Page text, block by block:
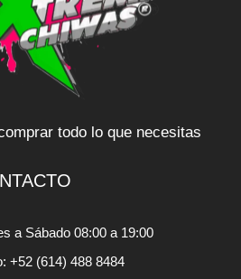
todo lo que necesitas
a Sábado 08:00 a 19:00
+52 (614) 488 8484